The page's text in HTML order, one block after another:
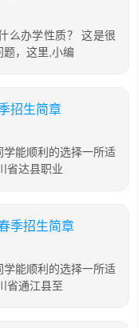
么办学性质？ 这是很
题，这里,小编
招生简章
能顺利的选择一所适
省达县职业
季招生简章
能顺利的选择一所适
省通江县至